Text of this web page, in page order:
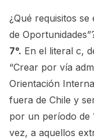
¿Qué requisitos
de
7°. En el literal c,
“Crear por vía
Orientación
fuera de Chile y
por un período de
vez, a aquellos